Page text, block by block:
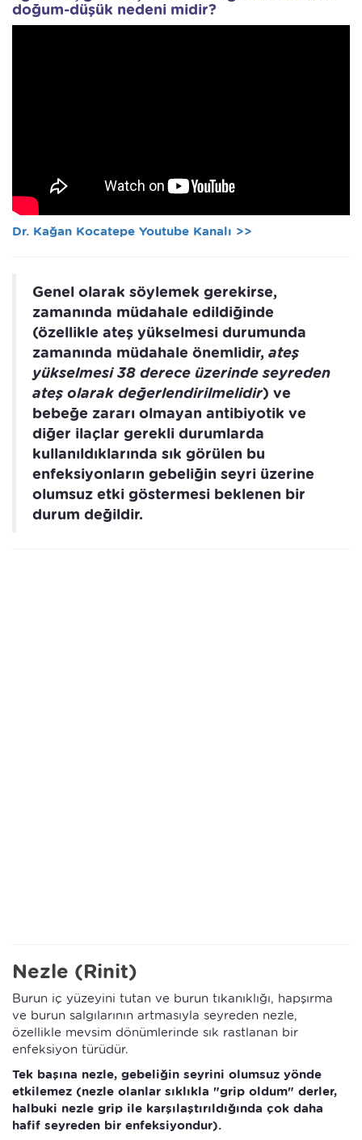
doğum-düşük nedeni midir?
Dr. Kağan Kocatepe Youtube Kanalı >>
Genel olarak söylemek gerekirse,
zamanında müdahale edildiğinde
(özellikle ateş yükselmesi durumunda
zamanında müdahale önemlidir, ateş
yükselmesi 38 derece üzerinde seyreden
ateş olarak değerlendirilmelidir) ve
bebeğe zararı olmayan antibiyotik ve
diğer ilaçlar gerekli durumlarda
kullanıldıklarında sık görülen bu
enfeksiyonların gebeliğin seyri üzerine
olumsuz etki göstermesi beklenen bir
durum değildir.
Nezle (Rinit)
Burun iç yüzeyini tutan ve burun tıkanıklığı, hapşırma
ve burun salgılarının artmasıyla seyreden nezle,
özellikle mevsim dönümlerinde sık rastlanan bir
enfeksiyon türüdür.
Tek başına nezle, gebeliğin seyrini olumsuz yönde
etkilemez (nezle olanlar sıklıkla "grip oldum" derler,
halbuki nezle grip ile karşılaştırıldığında çok daha
hafif seyreden bir enfeksiyondur).